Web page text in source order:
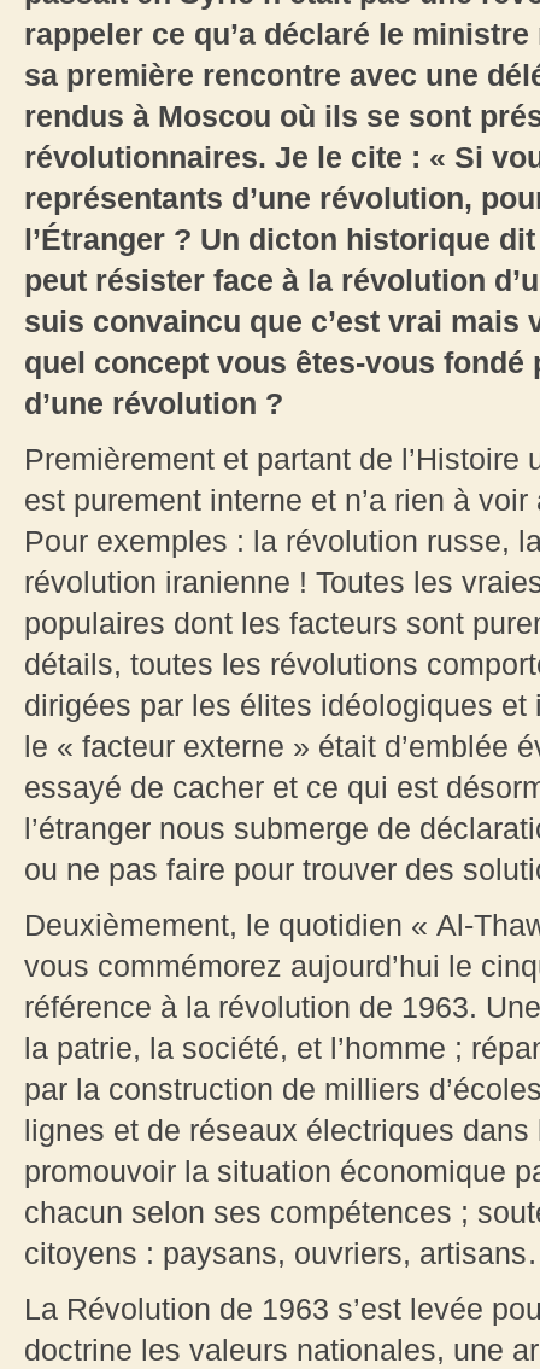
rappeler ce qu’a déclaré le
sa première rencontre avec une
rendus à Moscou où ils se sont
révolutionnaires. Je le cite : « Si
représentants d’une révolution,
l’Étranger ? Un dicton historique
peut résister face à la révolution
suis convaincu que c’est vrai
quel concept vous êtes-vous fondé
d’une révolution ?
Premièrement et partant de
est purement interne et n’a rien à
Pour exemples : la révolution russe,
révolution iranienne ! Toutes les
populaires dont les facteurs sont
détails, toutes les révolutions
dirigées par les élites idéologiques
le « facteur externe » était d’emblée
essayé de cacher et ce qui est
l’étranger nous submerge de
ou ne pas faire pour trouver des
Deuxièmement, le quotidien « Al-
vous commémorez aujourd’hui le
référence à la révolution de 1963.
la patrie, la société, et l’homme ;
par la construction de milliers
lignes et de réseaux électriques
promouvoir la situation économique
chacun selon ses compétences ;
citoyens : paysans, ouvriers,
La Révolution de 1963 s’est levée
doctrine les valeurs nationales, une